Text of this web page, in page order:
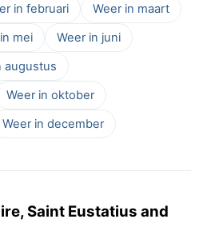
in februari
Weer in maart
mei
Weer in juni
augustus
Weer in oktober
Weer in december
Saint Eustatius and